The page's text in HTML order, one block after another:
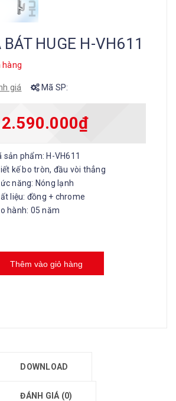
HUGE H-VH611
hàng
giá Mã SP:
2.590.000₫
sản phẩm: H-VH611
kế bo tròn, đầu vòi thẳng
năng: Nóng lạnh
liệu: đồng + chrome
hành: 05 năm
Thêm vào giỏ hàng
DOWNLOAD
ĐÁNH GIÁ (0)